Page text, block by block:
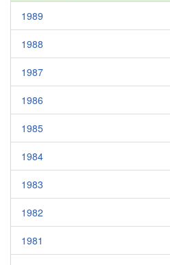
1989
1988
1987
1986
1985
1984
1983
1982
1981